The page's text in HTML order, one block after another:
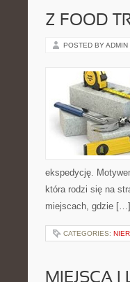
Z FOOD
POSTED BY ADMIN
ekspedycję.
która rodzi się na
miejscach, gdzie […]
CATEGORIES:
MIEJSCA I